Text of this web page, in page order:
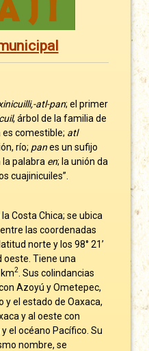
atl-pan; el primer
, árbol de la familia de
es comestible; atl
río; panes un sufijo
la palabra en; la unión da
cuajinicuiles”.
Costa Chica; se ubica
las coordenadas
latitud norte y los 98° 21’
oeste. Tiene una
2 . Sus colindancias
Azoyú y Ometepec,
y el estado de Oaxaca,
y al oeste con
el océano Pacífico. Su
nombre, se